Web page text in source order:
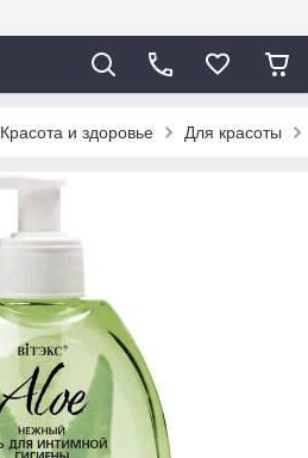
Красота и здоровье Для красоты